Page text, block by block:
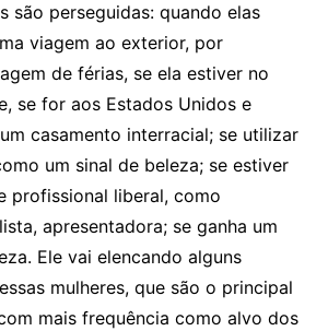
são perseguidas: quando elas
viagem ao exterior, por
de férias, se ela estiver no
se for aos Estados Unidos e
casamento interracial; se utilizar
um sinal de beleza; se estiver
profissional liberal, como
apresentadora; se ganha um
Ele vai elencando alguns
mulheres, que são o principal
mais frequência como alvo dos